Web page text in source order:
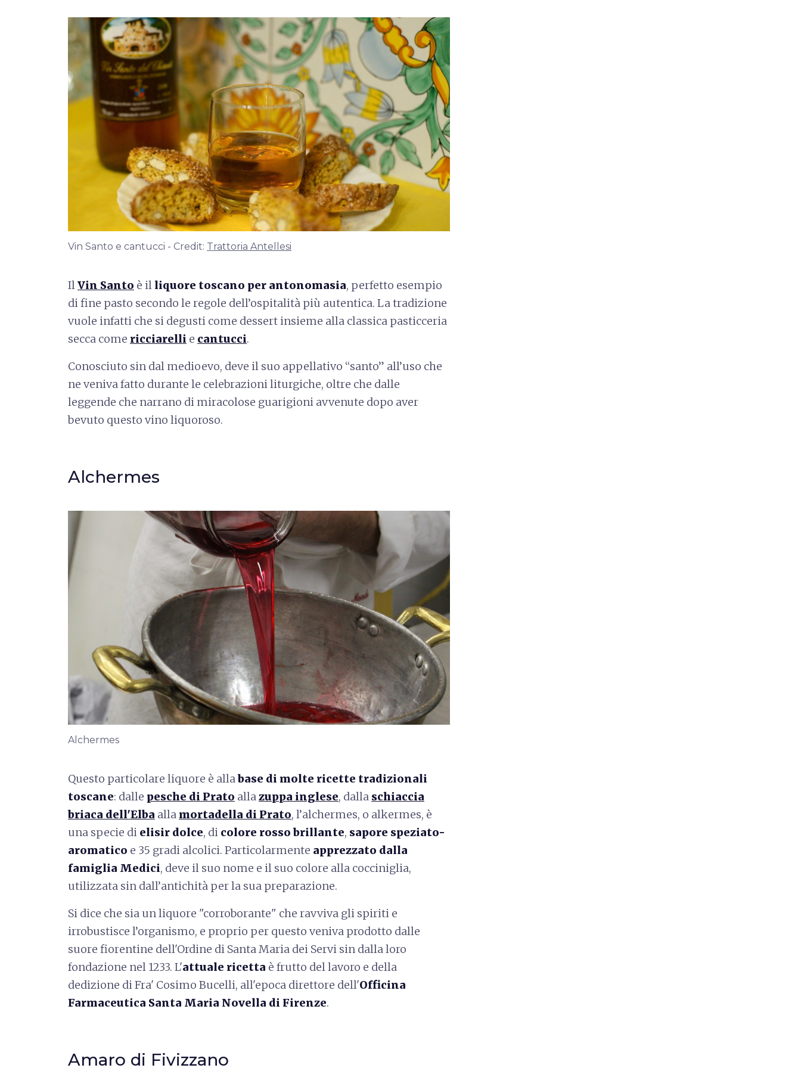
Vin Santo e cantucci - Credit: Trattoria Antellesi
IlVin Santo è illiquore toscano per antonomasia, perfetto esempio
di fine pasto secondo le regole dell’ospitalità più autentica. La tradizione
vuole infatti che si degusti come dessert insieme alla classica pasticceria
secca come ricciarelli e cantucci.
Conosciuto sin dal medioevo, deve il suo appellativo “santo” all’uso che
ne veniva fatto durante le celebrazioni liturgiche, oltre che dalle
leggende che narrano di miracolose guarigioni avvenute dopo aver
bevuto questo vino liquoroso.
Alchermes
Alchermes
Questo particolare liquore è allabase di molte ricette tradizionali
toscane: dalle pesche di Prato allazuppa inglese, dalla schiaccia
briaca dell'Elba alla mortadella di Prato, l’alchermes, o alkermes, è
una specie di elisir dolce, di colore rosso brillante, sapore speziato-
aromatico e 35 gradi alcolici. Particolarmente apprezzato dalla
famiglia Medici, deve il suo nome e il suo colore alla cocciniglia,
utilizzata sin dall’antichità per la sua preparazione.
Si dice che sia un liquore "corroborante" che ravviva gli spiriti e
irrobustisce l’organismo, e proprio per questo veniva prodotto dalle
suore fiorentine dell'Ordine di Santa Maria dei Servi sin dalla loro
fondazione nel 1233. L'attuale ricetta è frutto del lavoro e della
dedizione di Fra' Cosimo Bucelli, all'epoca direttore dell'Officina
Farmaceutica Santa Maria Novella di Firenze.
Amaro di Fivizzano